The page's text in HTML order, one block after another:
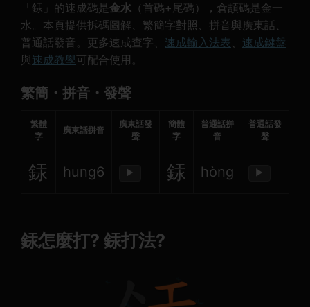
「銾」的速成碼是 金水 （首碼+尾碼），倉頡碼是金一
水。本頁提供拆碼圖解、繁簡字對照、拼音與廣東話、
普通話發音。更多速成查字、 速成輸入法表、 速成鍵盤
與速成教學可配合使用。
繁簡・拼音・發聲
繁體
字
廣東話拼音
廣東話發
聲
簡體
字
普通話拼
音
普通話發
聲
銾 hung6 ▶ 銾 hòng ▶
銾怎麼打? 銾打法?